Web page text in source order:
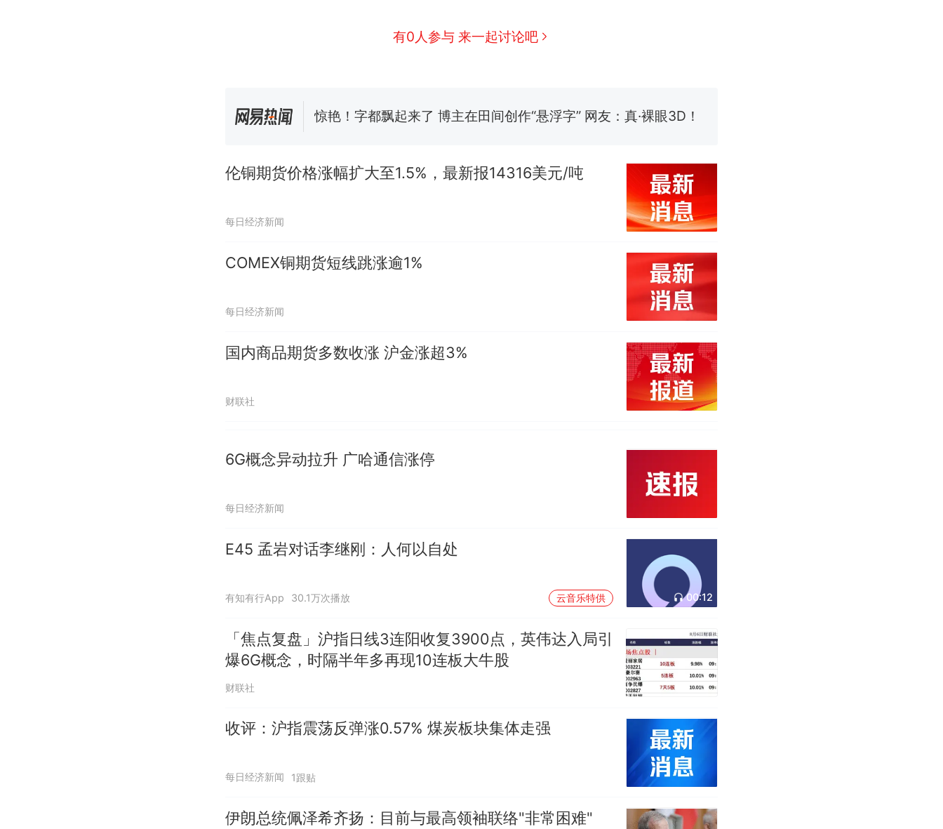
有0人参与 来一起讨论吧
笔试第一被第二名传话劝弃考 官方通报
热 制裁瓜子饺子，美国怕什么？
伦铜期货价格涨幅扩大至1.5%，最新报14316美元/吨
每日经济新闻
COMEX铜期货短线跳涨逾1%
每日经济新闻
国内商品期货多数收涨 沪金涨超3%
财联社
6G概念异动拉升 广哈通信涨停
每日经济新闻
E45 孟岩对话李继刚：人何以自处
有知有行App 30.1万次播放 云音乐特供 00:12
「焦点复盘」沪指日线3连阳收复3900点，英伟达入局引
爆6G概念，时隔半年多再现10连板大牛股
财联社
收评：沪指震荡反弹涨0.57% 煤炭板块集体走强
每日经济新闻 1跟贴
伊朗总统佩泽希齐扬：目前与最高领袖联络"非常困难"